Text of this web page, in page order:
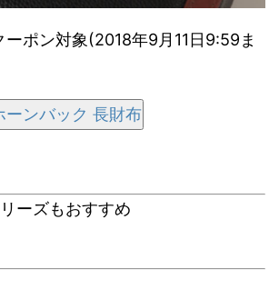
ポン対象(2018年9月11日9:59ま
ーンバック 長財布
ーズもおすすめ